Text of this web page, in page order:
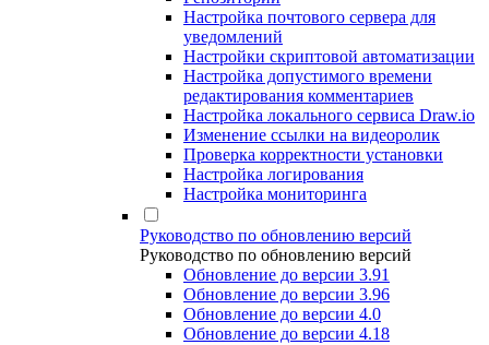
Настройка почтового сервера для
уведомлений
Настройки скриптовой автоматизации
Настройка допустимого времени
редактирования комментариев
Настройка локального сервиса Draw.io
Изменение ссылки на видеоролик
Проверка корректности установки
Настройка логирования
Настройка мониторинга
Руководство по обновлению версий
Руководство по обновлению версий
Обновление до версии 3.91
Обновление до версии 3.96
Обновление до версии 4.0
Обновление до версии 4.18